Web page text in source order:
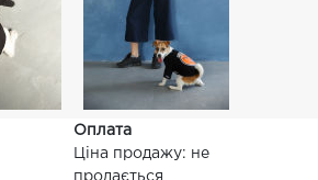
Оплата
Ціна продажу: не
продається